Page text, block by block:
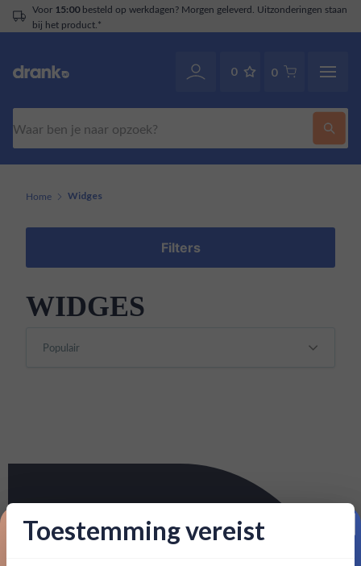
Voor 15:00besteld op werkdagen? Morgen geleverd. Uitzonderingen staan
bij het product.*
0 0
Home Widges
Filters
WIDGES
Toestemming vereist
Proost op je eerste korting!